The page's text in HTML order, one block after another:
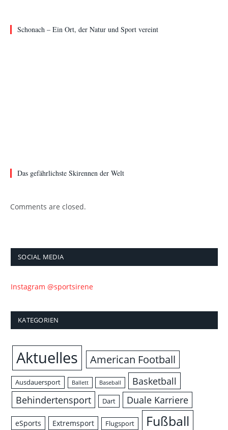
Schonach – Ein Ort, der Natur und Sport vereint
Das gefährlichste Skirennen der Welt
Comments are closed.
SOCIAL MEDIA
Instagram @sportsirene
KATEGORIEN
Aktuelles American Football
Ausdauersport Ballett Baseball
Basketball
Behindertensport
Dart Duale Karriere
eSports Extremsport Flugsport Fußball